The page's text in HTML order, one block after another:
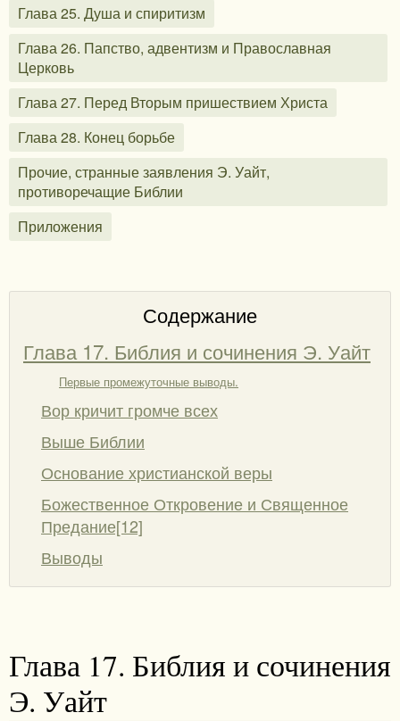
Глава 25. Душа и спиритизм
Глава 26. Папство, адвентизм и Православная
Церковь
Глава 27. Перед Вторым пришествием Христа
Глава 28. Конец борьбе
Прочие, странные заявления Э. Уайт,
противоречащие Библии
Приложения
Содержание
Глава 17. Библия и сочинения Э. Уайт
Первые промежуточные выводы.
Вор кричит громче всех
Выше Библии
Основание христианской веры
Божественное Откровение и Священное
Предание[12]
Выводы
Глава 17. Библия и сочинения
Э. Уайт